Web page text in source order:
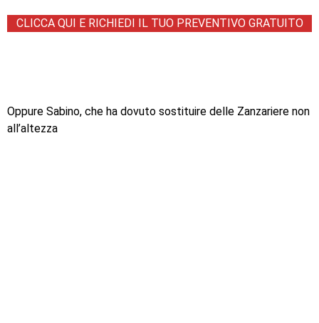
CLICCA QUI E RICHIEDI IL TUO PREVENTIVO GRATUITO
Oppure Sabino, che ha dovuto sostituire delle Zanzariere non
all’altezza